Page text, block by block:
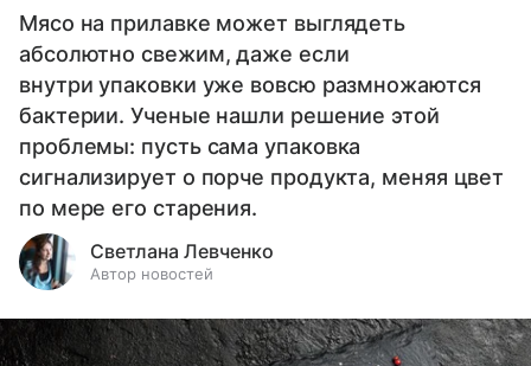
Мясо на прилавке может выглядеть
абсолютно свежим, даже если
внутри упаковки уже вовсю размножаются
бактерии. Ученые нашли решение этой
проблемы: пусть сама упаковка
сигнализирует о порче продукта, меняя цвет
по мере его старения.
Светлана Левченко
Автор новостей